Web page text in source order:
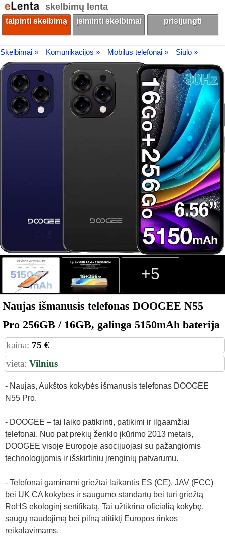
skelbimų lenta
talpinti skelbimą įsiminti skelbimai prisijungti
Skelbimai » Komunikacijos » Mobilūs telefonai » Siūlo »
+5
Naujas išmanusis telefonas DOOGEE N55
Pro 256GB / 16GB, galinga 5150mAh baterija
kaina: 75 €
vieta: Vilnius
- Naujas, Aukštos kokybės išmanusis telefonas DOOGEE
N55 Pro.
- DOOGEE – tai laiko patikrinti, patikimi ir ilgaamžiai
telefonai. Nuo pat prekių ženklo įkūrimo 2013 metais,
DOOGEE visoje Europoje asocijuojasi su pažangiomis
technologijomis ir išskirtiniu įrenginių patvarumu.
- Telefonai gaminami griežtai laikantis ES (CE), JAV (FCC)
bei UK CA kokybės ir saugumo standartų bei turi griežtą
RoHS ekologinį sertifikatą. Tai užtikrina oficialią kokybę,
saugų naudojimą bei pilną atitiktį Europos rinkos
reikalavimams.